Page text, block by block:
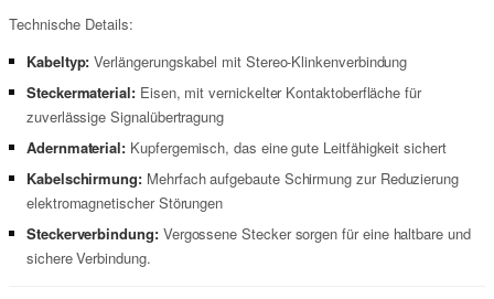
Technische Details:
Kabeltyp: Verlängerungskabel mit Stereo-Klinkenverbindung
Steckermaterial:Eisen, mit vernickelter Kontaktoberfläche für
zuverlässige Signalübertragung
Adernmaterial: Kupfergemisch, das eine gute Leitfähigkeit sichert
Kabelschirmung: Mehrfach aufgebaute Schirmung zur Reduzierung
elektromagnetischer Störungen
Steckerverbindung:Vergossene Stecker sorgen für eine haltbare und
sichere Verbindung.